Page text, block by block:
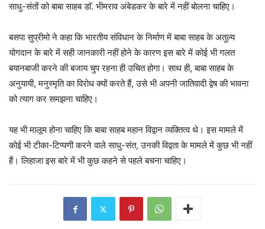
साधु-संतों को बाबा साहब डाॅ. भीमराव अंबेडकर के बारे में नहीं बोलना चाहिए।
बसपा सुप्रीमो ने कहा कि भारतीय संविधान के निर्माण में बाबा साहब के अतुल्य
योगदान के बारे में सही जानकारी नहीं होने के कारण इस बारे में कोई भी गलत
बयानबाजी करने की बजाय चुप रहना ही उचित होगा। साथ ही, बाबा साहब के
अनुयायी, मनुस्मृति का विरोध क्यों करते हैं, उसे भी अपनी जातिवादी द्वेष की भावना
को त्याग कर समझना चाहिए।
यह भी मालूम होना चाहिए कि बाबा साहब महान विद्वान व्यक्तित्व थे। इस मामले में
कोई भी टीका-टिप्पणी करने वाले साधु-संत, उनकी विद्वता के मामले में कुछ भी नहीं
हैं। लिहाजा इस बारे में भी कुछ कहने से पहले बचना चाहिए।